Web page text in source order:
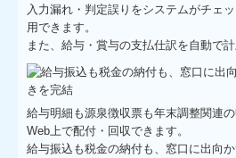
入力漏れ・判定誤りをシステムがチェ
用できます。
また、給与・賞与の支払仕訳を自動で計
給与明細も源泉徴収票も年末調整関連
Web上で配付・回収できます。
給与振込も税金の納付も、窓口に出向